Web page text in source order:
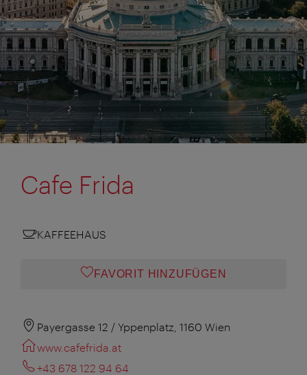
Cafe Frida
KAFFEEHAUS
FAVORIT HINZUFÜGEN
Payergasse 12 / Yppenplatz, 1160 Wien
www.cafefrida.at
+43 678 122 94 64